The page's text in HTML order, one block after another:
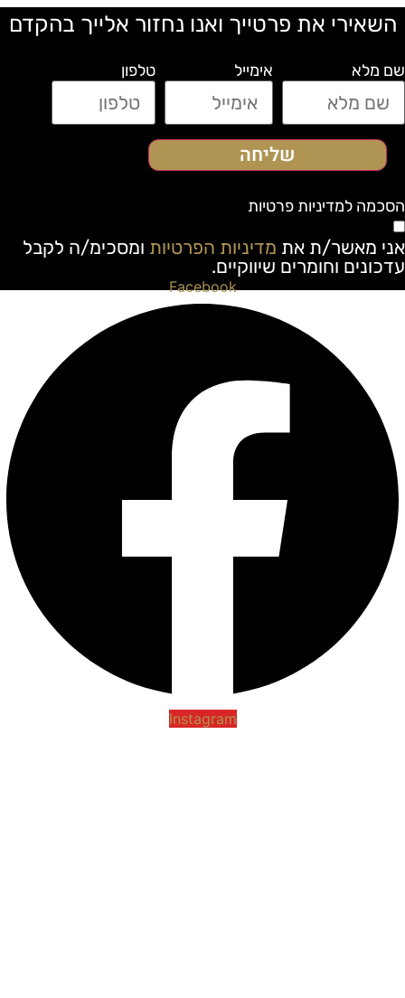
השאירי את פרטייך ואנו נחזור אלייך בהקדם
מלא אימייל טלפון
למדיניות פרטיות
מאשר/ת את מדיניות הפרטיותומסכימ/ה לקבל
וחומרים שיווקיים.
שליחה
Facebook
Instagram